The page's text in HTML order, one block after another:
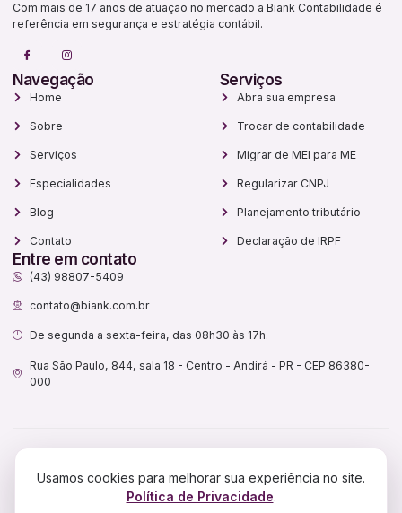
Com mais de 17 anos de atuação no mercado a Biank Contabilidade é
referência em segurança e estratégia contábil.
Navegação
Home
Sobre
Serviços
Especialidades
Blog
Contato
Serviços
Abra sua empresa
Trocar de contabilidade
Migrar de MEI para ME
Regularizar CNPJ
Planejamento tributário
Declaração de IRPF
Entre em contato
(43) 98807-5409
contato@biank.com.br
De segunda a sexta-feira, das 08h30 às 17h.
Rua São Paulo, 844, sala 18 - Centro - Andirá - PR - CEP 86380-
000
CNPJ:52.388.500/0001-46
© Soluções Contábeis Especializadas | Biank Contabilidade
Usamos cookies para melhorar sua experiência no site.
Política de Privacidade.